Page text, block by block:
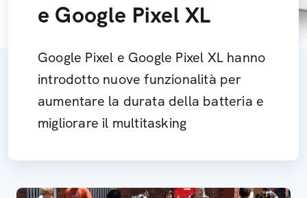
e Google Pixel XL
Google Pixel e Google Pixel XL hanno
introdotto nuove funzionalità per
aumentare la durata della batteria e
migliorare il multitasking